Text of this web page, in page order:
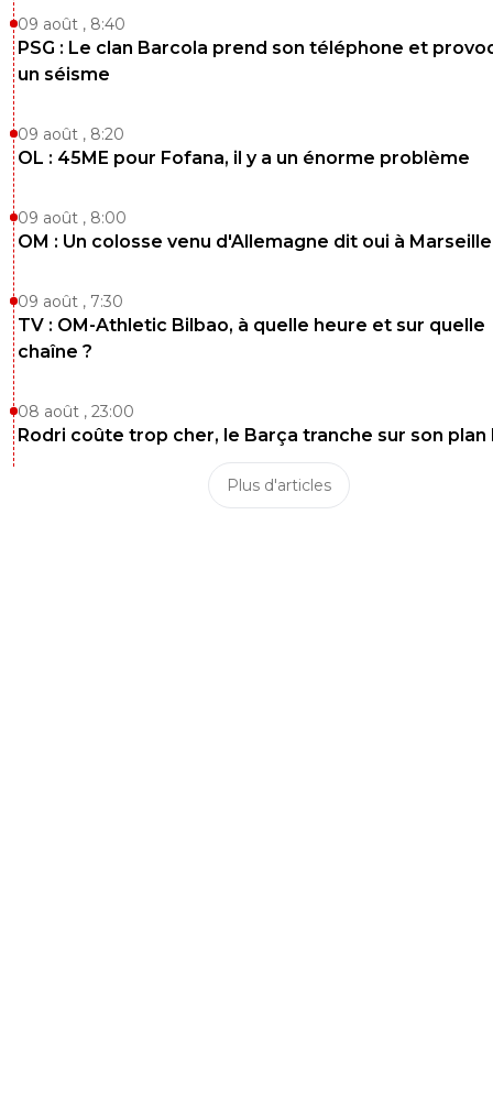
09 août , 8:40
PSG : Le clan Barcola prend son téléphone et
un séisme
09 août , 8:20
OL : 45ME pour Fofana, il y a un énorme problème
09 août , 8:00
OM : Un colosse venu d'Allemagne dit oui à Marseille
09 août , 7:30
TV : OM-Athletic Bilbao, à quelle heure et sur quelle
chaîne ?
08 août , 23:00
Rodri coûte trop cher, le Barça tranche sur son plan
Plus d'articles